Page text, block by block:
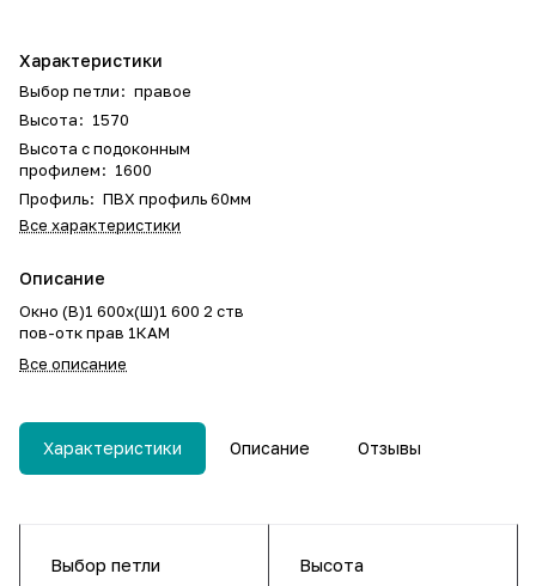
Характеристики
Выбор петли: правое
Высота: 1570
Высота с подоконным
профилем: 1600
Профиль: ПВХ профиль 60мм
Все характеристики
Описание
Окно (В)1 600х(Ш)1 600 2 ств
пов-отк прав 1КАМ
Все описание
Характеристики Описание Отзывы
Выбор петли
Высота